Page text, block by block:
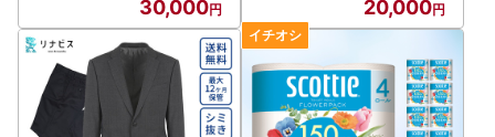
30,000 20,000